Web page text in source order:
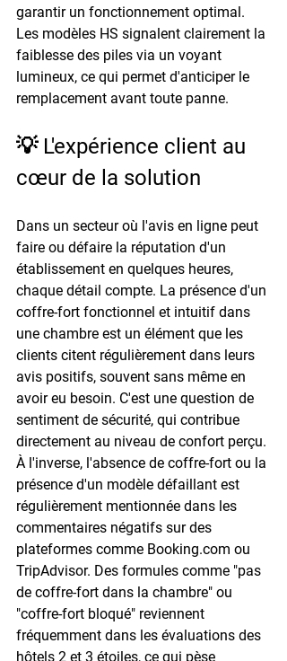
garantir un fonctionnement optimal.
Les modèles HS signalent clairement la
faiblesse des piles via un voyant
lumineux, ce qui permet d'anticiper le
remplacement avant toute panne.
💡 L'expérience client au
cœur de la solution
Dans un secteur où l'avis en ligne peut
faire ou défaire la réputation d'un
établissement en quelques heures,
chaque détail compte. La présence d'un
coffre-fort fonctionnel et intuitif dans
une chambre est un élément que les
clients citent régulièrement dans leurs
avis positifs, souvent sans même en
avoir eu besoin. C'est une question de
sentiment de sécurité, qui contribue
directement au niveau de confort perçu.
À l'inverse, l'absence de coffre-fort ou la
présence d'un modèle défaillant est
régulièrement mentionnée dans les
commentaires négatifs sur des
plateformes comme Booking.com ou
TripAdvisor. Des formules comme "pas
de coffre-fort dans la chambre" ou
"coffre-fort bloqué" reviennent
fréquemment dans les évaluations des
hôtels 2 et 3 étoiles, ce qui pèse